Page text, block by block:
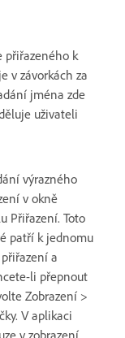
přiřazeného k
v závorkách za
jména zde
uživateli
výrazného
v okně
Přiřazení. Toto
patří k jednomu
a
li přepnout
Zobrazení >
V aplikaci